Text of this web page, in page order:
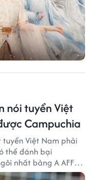
nói tuyển Việt
Campuchia
tuyển Việt Nam phải
thể đánh bại
nhất bảng A AFF